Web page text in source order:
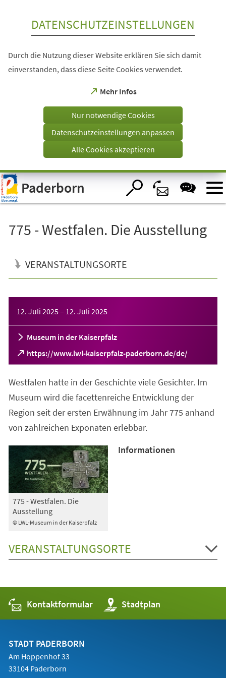
Visuelle
Assistenzsoftware
öffnen.
DATENSCHUTZEINSTELLUNGEN
Durch die Nutzung dieser Website erklären Sie sich damit
einverstanden, dass diese Seite Cookies verwendet.
Mehr Infos
(Öffnet
einem
Tab)
Nur notwendige Cookies
Datenschutzeinstellungen anpassen
Alle Cookies akzeptieren
Paderborn
775 - Westfalen. Die Ausstellung
VERANSTALTUNGSORTE
12. Juli 2025– 12. Juli 2025
Museum in der Kaiserpfalz
https://www.lwl-kaiserpfalz-paderborn.de/de/
(Öffnet
in
neuen
Westfalen hatte in der Geschichte viele Gesichter. Im
Museum wird die facettenreiche Entwicklung der
Region seit der ersten Erwähnung im Jahr 775 anhand
von zahlreichen Exponaten erlebbar.
© LWL-Museum in der Kaiserpfalz
775 - Westfalen. Die
Ausstellung
Informationen
VERANSTALTUNGSORTE
Kontaktformular Stadtplan
(Öffnet
in
einem
STADT PADERBORN
Am Hoppenhof 33
33104 Paderborn